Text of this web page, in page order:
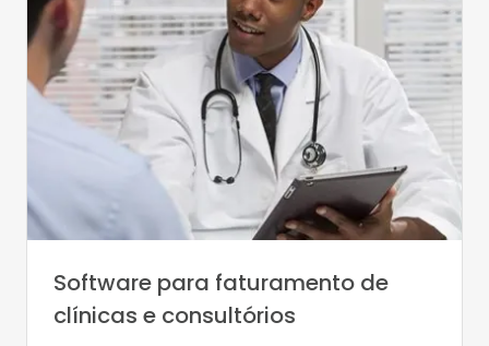
Software para faturamento de
clínicas e consultórios